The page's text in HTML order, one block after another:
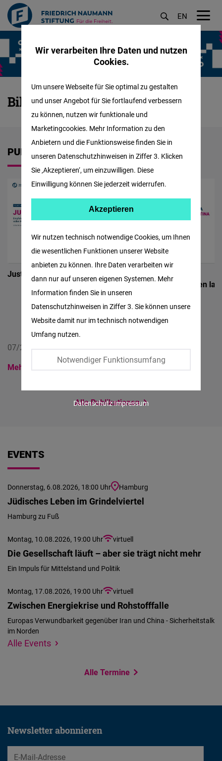
Direkt
zum
Inhalt
EN
Bildung
Bildung
PUBLIKATIONEN
Justiz und KI
07/2026
Mehr
Globale
Lieferketten und
der Kampf
gegen
Zwangsarbeit
Mehr
Logros y
Obstáculos en la
Argentina
Mehr
Alle Publikationen
EVENTS
Donnerstag, 6.08.2026, 18:00 Uhr Hamburg
Jüdisches Leben im Grindelviertel
Hamburg zu Fuß
Montag, 10.08.2026, 19:00 Uhr virtuell
Die Gesellschaft läuft – aber sie trägt nicht mehr
Ein Impuls für Mittelstand und Politik
Montag, 17.08.2026, 19:00 Uhr virtuell
Zwischen Energiekrise und Rohstofffalle
Europas Verwundbarkeit gegenüber Iran und China - Sicherheitstalk
im Norden
Wir
um
Veranstaltungen
Standort
Alle Events
Alle Termine
Newsletter abonnieren
EMail
Wir verarbeiten Ihre Daten und nutzen
Cookies.
Wir nutzen technisch notwendige Cookies, um Ihnen
die wesentlichen Funktionen unserer Website
anbieten zu können. Ihre Daten verarbeiten wir
dann nur auf unseren eigenen Systemen. Mehr
Information finden Sie in unseren
Datenschutzhinweisen in Ziffer 3. Sie können unsere
Website damit nur im technisch notwendigen
Umfang nutzen.
Notwendiger Funktionsumfang
Um unsere Webseite für Sie optimal zu gestalten
und unser Angebot für Sie fortlaufend verbessern
zu können, nutzen wir funktionale und
Marketingcookies. Mehr Information zu den
Anbietern und die Funktionsweise finden Sie in
unseren Datenschutzhinweisen in Ziffer 3. Klicken
Sie ‚Akzeptieren‘, um einzuwilligen. Diese
Einwilligung können Sie jederzeit widerrufen.
Facebook
Embed
Twitter
Embed
Instagram
Embed
Flickr
Embed
Newsletter2go
Podigee
Embed
D.Vinci
Embed
Akzeptieren Akzeptieren
DatenschutzImpressum